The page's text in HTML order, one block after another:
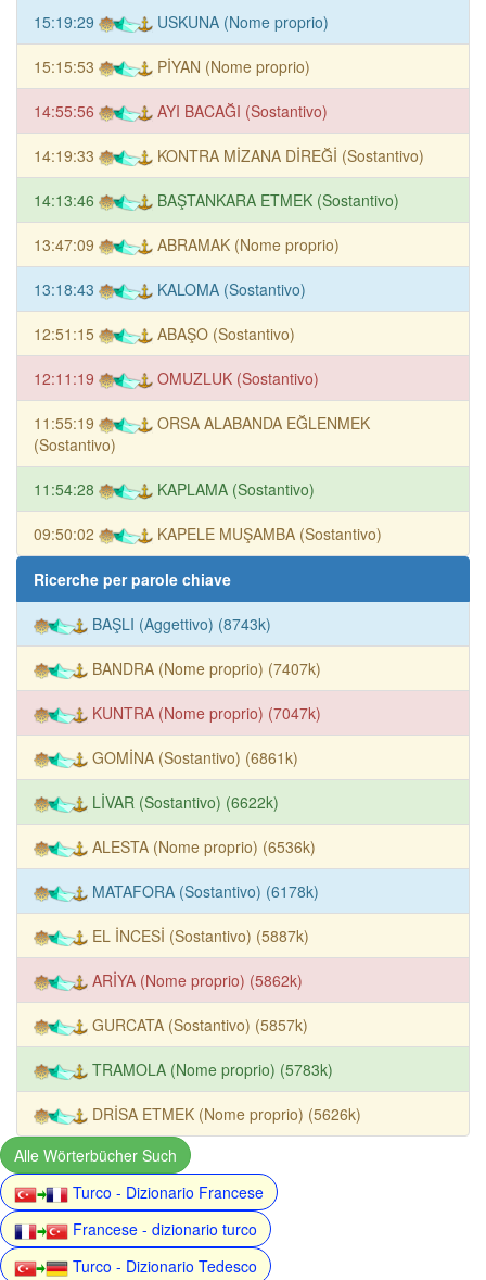
15:19:29 USKUNA (Nome proprio)
15:15:53 PİYAN (Nome proprio)
14:55:56 AYI BACAĞI (Sostantivo)
14:19:33 KONTRA MİZANA DİREĞİ (Sostantivo)
14:13:46 BAŞTANKARA ETMEK (Sostantivo)
13:47:09 ABRAMAK (Nome proprio)
13:18:43 KALOMA (Sostantivo)
12:51:15 ABAŞO (Sostantivo)
12:11:19 OMUZLUK (Sostantivo)
11:55:19
ORSA ALABANDA EĞLENMEK
(Sostantivo)
11:54:28 KAPLAMA (Sostantivo)
09:50:02 KAPELE MUŞAMBA (Sostantivo)
Ricerche per parole chiave
BAŞLI (Aggettivo) (8743k)
BANDRA (Nome proprio) (7407k)
KUNTRA (Nome proprio) (7047k)
GOMİNA (Sostantivo) (6861k)
LİVAR (Sostantivo) (6622k)
ALESTA (Nome proprio) (6536k)
MATAFORA (Sostantivo) (6178k)
EL İNCESİ (Sostantivo) (5887k)
ARİYA (Nome proprio) (5862k)
GURCATA (Sostantivo) (5857k)
TRAMOLA (Nome proprio) (5783k)
DRİSA ETMEK (Nome proprio) (5626k)
Alle Wörterbücher Such
Turco - Dizionario Francese
Francese - dizionario turco
Turco - Dizionario Tedesco